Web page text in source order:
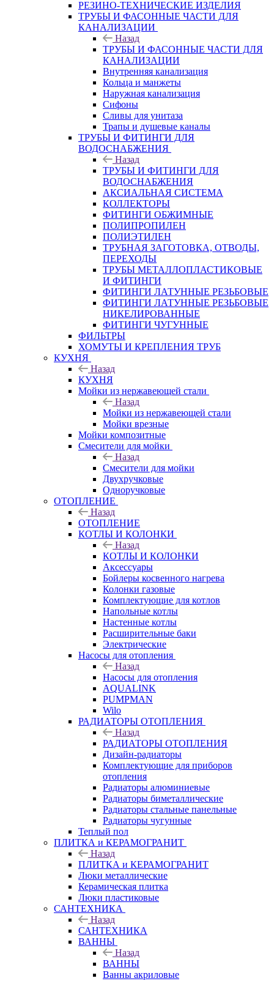
РЕЗИНО-ТЕХНИЧЕСКИЕ ИЗДЕЛИЯ
ТРУБЫ И ФАСОННЫЕ ЧАСТИ ДЛЯ
КАНАЛИЗАЦИИ
Назад
ТРУБЫ И ФАСОННЫЕ ЧАСТИ ДЛЯ
КАНАЛИЗАЦИИ
Внутренняя канализация
Кольца и манжеты
Наружная канализация
Сифоны
Сливы для унитаза
Трапы и душевые каналы
ТРУБЫ И ФИТИНГИ ДЛЯ
ВОДОСНАБЖЕНИЯ
Назад
ТРУБЫ И ФИТИНГИ ДЛЯ
ВОДОСНАБЖЕНИЯ
АКСИАЛЬНАЯ СИСТЕМА
КОЛЛЕКТОРЫ
ФИТИНГИ ОБЖИМНЫЕ
ПОЛИПРОПИЛЕН
ПОЛИЭТИЛЕН
ТРУБНАЯ ЗАГОТОВКА, ОТВОДЫ,
ПЕРЕХОДЫ
ТРУБЫ МЕТАЛЛОПЛАСТИКОВЫЕ
И ФИТИНГИ
ФИТИНГИ ЛАТУННЫЕ РЕЗЬБОВЫЕ
ФИТИНГИ ЛАТУННЫЕ РЕЗЬБОВЫЕ
НИКЕЛИРОВАННЫЕ
ФИТИНГИ ЧУГУННЫЕ
ФИЛЬТРЫ
ХОМУТЫ И КРЕПЛЕНИЯ ТРУБ
КУХНЯ
Назад
КУХНЯ
Мойки из нержавеющей стали
Назад
Мойки из нержавеющей стали
Мойки врезные
Мойки композитные
Смесители для мойки
Назад
Смесители для мойки
Двухручковые
Одноручковые
ОТОПЛЕНИЕ
Назад
ОТОПЛЕНИЕ
КОТЛЫ И КОЛОНКИ
Назад
КОТЛЫ И КОЛОНКИ
Аксессуары
Бойлеры косвенного нагрева
Колонки газовые
Комплектующие для котлов
Напольные котлы
Настенные котлы
Расширительные баки
Электрические
Насосы для отопления
Назад
Насосы для отопления
AQUALINK
PUMPMAN
Wilo
РАДИАТОРЫ ОТОПЛЕНИЯ
Назад
РАДИАТОРЫ ОТОПЛЕНИЯ
Дизайн-радиаторы
Комплектующие для приборов
отопления
Радиаторы алюминиевые
Радиаторы биметаллические
Радиаторы стальные панельные
Радиаторы чугунные
Теплый пол
ПЛИТКА и КЕРАМОГРАНИТ
Назад
ПЛИТКА и КЕРАМОГРАНИТ
Люки металлические
Керамическая плитка
Люки пластиковые
САНТЕХНИКА
Назад
САНТЕХНИКА
ВАННЫ
Назад
ВАННЫ
Ванны акриловые